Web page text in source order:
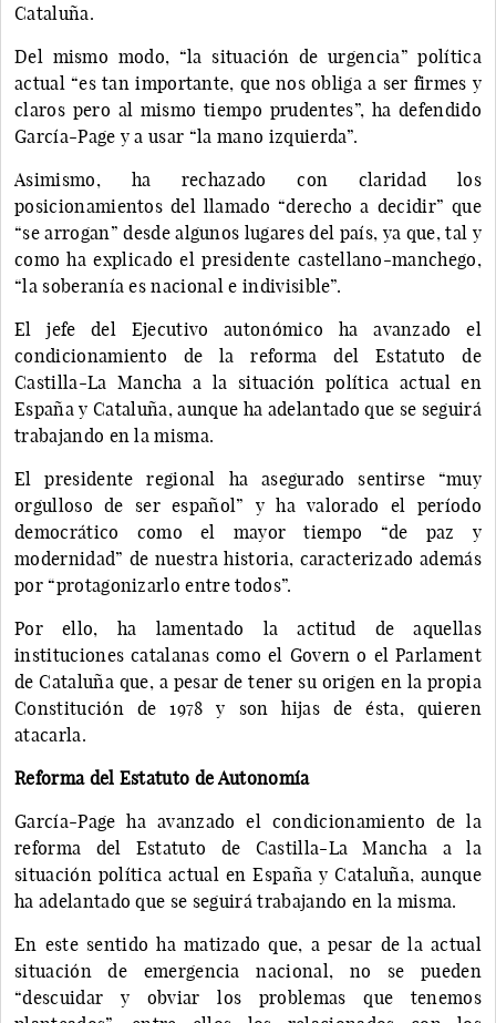
Cataluña.
Del mismo modo, “la situación de urgencia” política
actual “es tan importante, que nos obliga a ser firmes y
claros pero al mismo tiempo prudentes”, ha defendido
García-Page y a usar “la mano izquierda”.
Asimismo, ha rechazado con claridad los
posicionamientos del llamado “derecho a decidir” que
“se arrogan” desde algunos lugares del país, ya que, tal y
como ha explicado el presidente castellano-manchego,
“la soberanía es nacional e indivisible”.
El jefe del Ejecutivo autonómico ha avanzado el
condicionamiento de la reforma del Estatuto de
Castilla-La Mancha a la situación política actual en
España y Cataluña, aunque ha adelantado que se seguirá
trabajando en la misma.
El presidente regional ha asegurado sentirse “muy
orgulloso de ser español” y ha valorado el período
democrático como el mayor tiempo “de paz y
modernidad” de nuestra historia, caracterizado además
por “protagonizarlo entre todos”.
Por ello, ha lamentado la actitud de aquellas
instituciones catalanas como el Govern o el Parlament
de Cataluña que, a pesar de tener su origen en la propia
Constitución de 1978 y son hijas de ésta, quieren
atacarla.
Reforma del Estatuto de Autonomía
García-Page ha avanzado el condicionamiento de la
reforma del Estatuto de Castilla-La Mancha a la
situación política actual en España y Cataluña, aunque
ha adelantado que se seguirá trabajando en la misma.
En este sentido ha matizado que, a pesar de la actual
situación de emergencia nacional, no se pueden
“descuidar y obviar los problemas que tenemos